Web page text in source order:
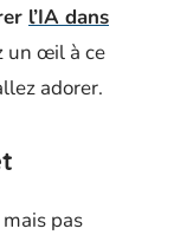
l’IA dans
un œil à ce
adorer.
pas